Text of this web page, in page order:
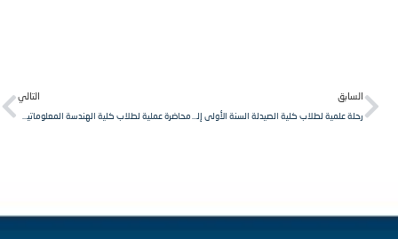
رحلة علمية لطلاب كلية الصيدلة السنة الأولى إلى مشفى الرازي في مدينة الدانا. محاضرة عملية لطلاب كلية الهندسة المعلوماتية السنة الثالثة مقرر خوارزميات/2/.